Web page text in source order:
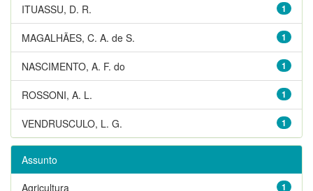
1
ITUASSU, D. R.
1
MAGALHÃES, C. A. de S.
1
NASCIMENTO, A. F. do
1
ROSSONI, A. L.
1
VENDRUSCULO, L. G.
Assunto
1
Agricultura